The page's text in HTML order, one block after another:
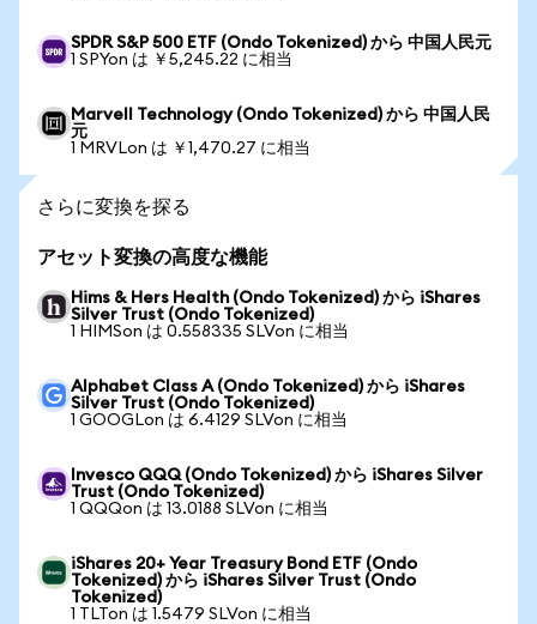
SPDR S&P 500 ETF (Ondo Tokenized) から 中国人民元
1 SPYon は ￥5,245.22 に相当
Marvell Technology (Ondo Tokenized) から 中国人民
元
1 MRVLon は ￥1,470.27 に相当
さらに変換を探る
アセット変換の高度な機能
Hims & Hers Health (Ondo Tokenized) から iShares
Silver Trust (Ondo Tokenized)
1 HIMSon は 0.558335 SLVon に相当
Alphabet Class A (Ondo Tokenized) から iShares
Silver Trust (Ondo Tokenized)
1 GOOGLon は 6.4129 SLVon に相当
Invesco QQQ (Ondo Tokenized) から iShares Silver
Trust (Ondo Tokenized)
1 QQQon は 13.0188 SLVon に相当
iShares 20+ Year Treasury Bond ETF (Ondo
Tokenized) から iShares Silver Trust (Ondo
Tokenized)
1 TLTon は 1.5479 SLVon に相当